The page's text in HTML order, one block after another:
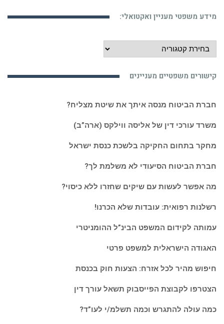
מידע משפטי מעניין ואקטואלי:
מידע
משפטי
ואקטואלי:
קישורים משפטיים מעניינים
חברת הביטוח מנסה איתך את שיטת מצליח?
משרד עורכי דין של אליסה ווילקס (ארה”ב)
מחקר בתחום החקיקה בלשכת כנסת ישראל
חברת הביטוח הסיעודי לא משלמת לך?
מה אפשר לעשות עם שיקים שחזרו ללא כיסוי?
רשלנות רפואית: עובדות שלא הכרנו!
עמותה לקידום המשפט הבינ”ל ההומניטרי
האגודה הישראלית למשפט פרטי
חיפוש מהיר לכל אזרח: הצעות חוק בכנסת
הצטרפו לקבוצת הפייסבוק תשאל עורך דין
כמה עולה להתגרש וכמה תשלמ/י לעו”ד?